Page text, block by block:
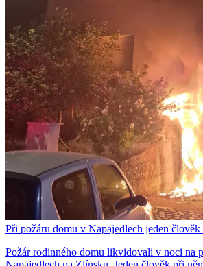
Při požáru domu v Napajedlech jeden člověk
Požár rodinného domu likvidovali v noci na